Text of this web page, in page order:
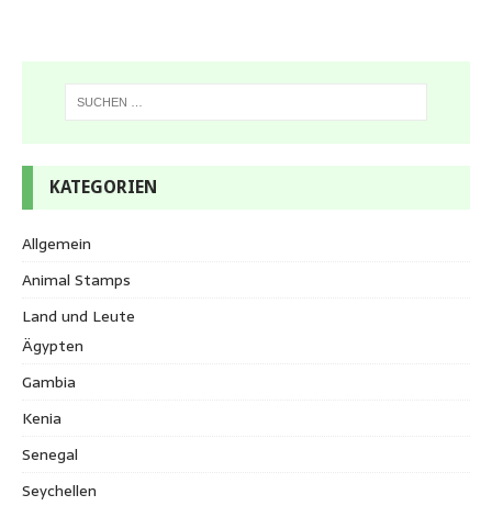
KATEGORIEN
Allgemein
Animal Stamps
Land und Leute
Ägypten
Gambia
Kenia
Senegal
Seychellen